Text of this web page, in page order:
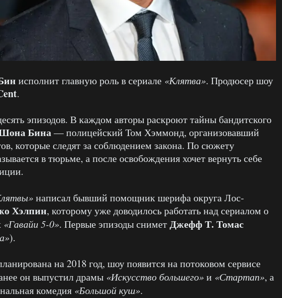
исполнит главную роль в сериале «Клятва». Продюсер шоу
.
эпизодов. В каждом авторы раскроют тайны бандитского
Бина— полицейский Том Хэммонд, организовавший
которые следят за соблюдением закона. По сюжету
в тюрьме, а после освобождения хочет вернуть себе
написал бывший помощник шерифа округа Лос-
Хэлпин, которому уже доводилось работать над сериалом о
«Гавайи 5-0». Первые эпизоды сниметДжефф Т. Томас
).
на 2018 год, шоу появится на потоковом сервисе
он выпустил драмы «Искусство большего»и «Стартап», а
комедия «Большой куш».